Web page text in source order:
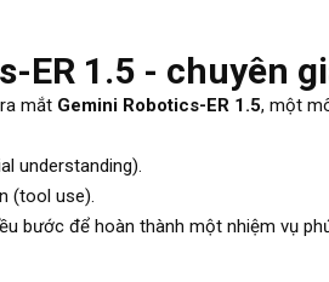
ER 1.5 - chuyên
mắt Gemini Robotics-ER 1.5, một
understanding).
(tool use).
bước để hoàn thành một nhiệm vụ